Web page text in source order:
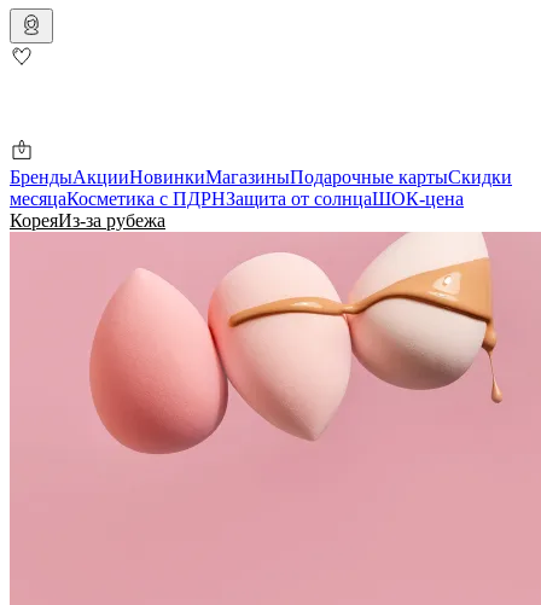
БрендыАкцииНовинкиМагазиныПодарочные картыСкидки
месяцаКосметика с ПДРНЗащита от солнцаШОК-цена
КореяИз-за рубежа